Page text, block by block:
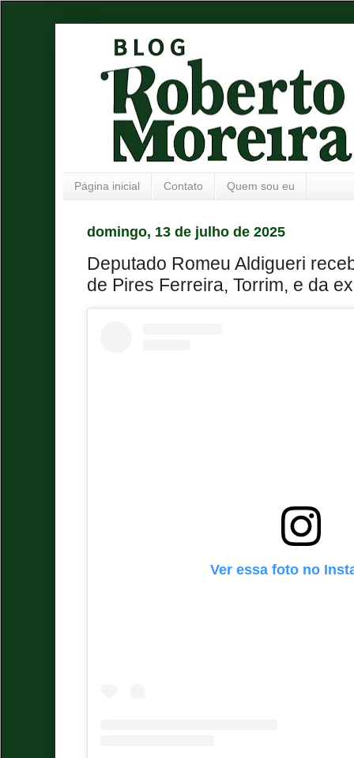
Página inicial Contato Quem sou eu
domingo, 13 de julho de 2025
Deputado Romeu Aldigueri
de Pires Ferreira, Torrim, e da
Ver essa foto no